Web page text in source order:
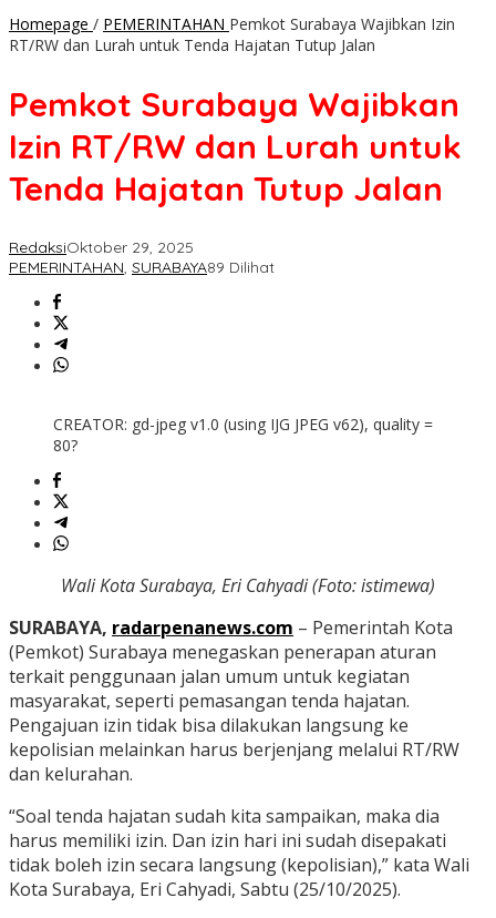
Homepage / PEMERINTAHAN Pemkot Surabaya Wajibkan Izin
RT/RW dan Lurah untuk Tenda Hajatan Tutup Jalan
Pemkot Surabaya Wajibkan
Izin RT/RW dan Lurah untuk
Tenda Hajatan Tutup Jalan
RedaksiOktober 29, 2025
PEMERINTAHAN, SURABAYA89 Dilihat
CREATOR: gd-jpeg v1.0 (using IJG JPEG v62), quality =
80?
Wali Kota Surabaya, Eri Cahyadi (Foto: istimewa)
SURABAYA, radarpenanews.com – Pemerintah Kota
(Pemkot) Surabaya menegaskan penerapan aturan
terkait penggunaan jalan umum untuk kegiatan
masyarakat, seperti pemasangan tenda hajatan.
Pengajuan izin tidak bisa dilakukan langsung ke
kepolisian melainkan harus berjenjang melalui RT/RW
dan kelurahan.
“Soal tenda hajatan sudah kita sampaikan, maka dia
harus memiliki izin. Dan izin hari ini sudah disepakati
tidak boleh izin secara langsung (kepolisian),” kata Wali
Kota Surabaya, Eri Cahyadi, Sabtu (25/10/2025).